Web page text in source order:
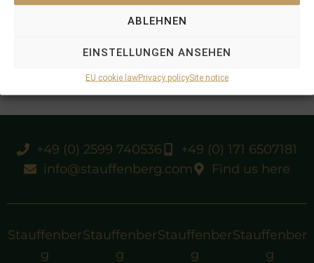
ABLEHNEN
EINSTELLUNGEN ANSEHEN
EU cookie lawPrivacy policySite notice
+49 (0) 2599 740536
+49 (0) 171 6507181
info@stauffenberg.com
Find us here
Stauffenber
g
Stauffenber
g
Stauffenber
g
Stauffenber
g